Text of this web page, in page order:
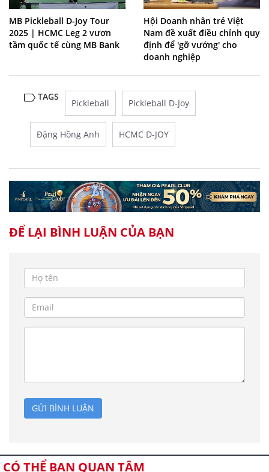
MB Pickleball D-Joy Tour
2025 | HCMC Leg 2 vươn
tầm quốc tế cùng MB Bank
Hội Doanh nhân trẻ Việt
Nam đề xuất điều chỉnh quy
định để 'gỡ vướng' cho
doanh nghiệp
TAGS
Pickleball Pickleball D-Joy
Đặng Hồng Anh HCMC D-JOY
ĐỂ LẠI BÌNH LUẬN CỦA BẠN
GỬI BÌNH LUẬN
CÓ THỂ BẠN QUAN TÂM